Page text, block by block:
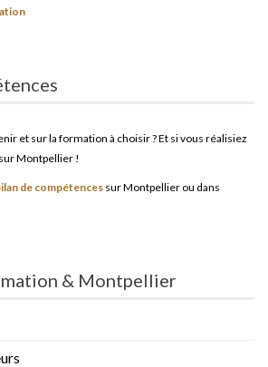
et sur la formation à choisir ? Et si vous réalisiez
Montpellier !
de compétences sur Montpellier ou dans
& Montpellier